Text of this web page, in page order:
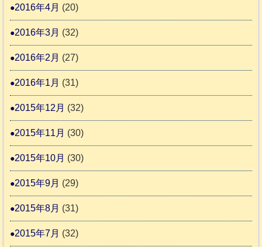
2016年4月 (20)
2016年3月 (32)
2016年2月 (27)
2016年1月 (31)
2015年12月 (32)
2015年11月 (30)
2015年10月 (30)
2015年9月 (29)
2015年8月 (31)
2015年7月 (32)